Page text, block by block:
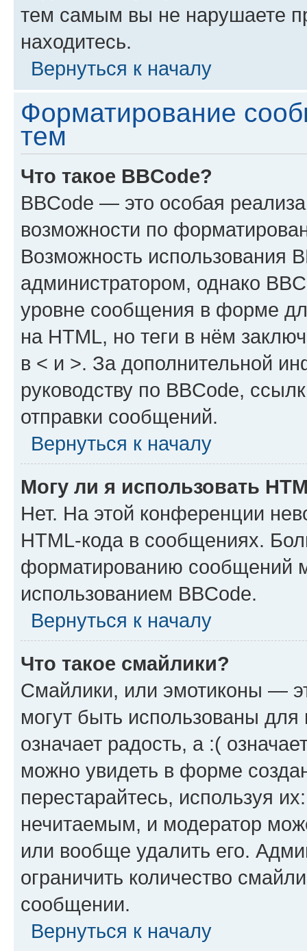
тем самым вы не нарушаете
находитесь.
Вернуться к началу
Форматирование
тем
Что такое BBCode?
BBCode — это особая
возможности по
Возможность использования
администратором, однако
уровне сообщения в форме
на HTML, но теги в нём
в < и >. За дополнительной
руководству по BBCode,
отправки сообщений.
Вернуться к началу
Могу ли я использовать
Нет. На этой конференции
HTML-кода в сообщениях.
форматированию сообщений
использованием BBCode.
Вернуться к началу
Что такое смайлики?
Смайлики, или эмотиконы —
могут быть использованы
означает радость, а :(
можно увидеть в форме
перестарайтесь, используя
нечитаемым, и модератор
или вообще удалить его.
ограничить количество
сообщении.
Вернуться к началу